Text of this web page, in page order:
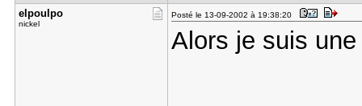
elpoulpo
nickel
Posté le 13-09-2002 à 19:38:20
Alors je suis